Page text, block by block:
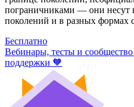
пограничниками — они несут
поколений и в разных формах
Бесплатно
Вебинары, тесты и
поддержки 🧡